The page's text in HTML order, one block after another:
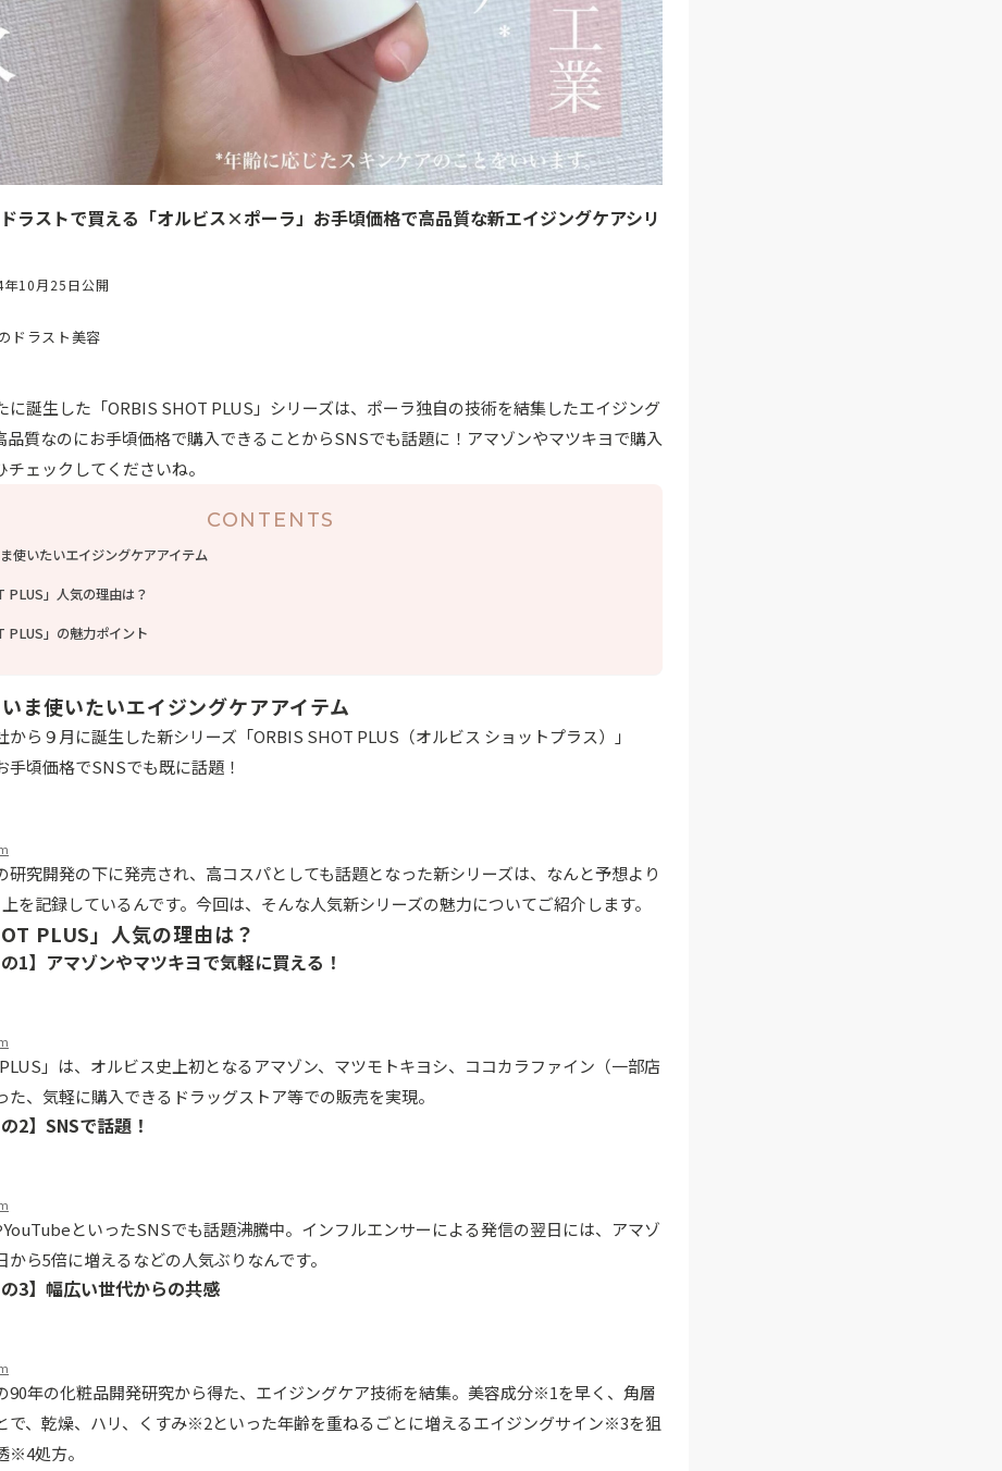
ラストで買える「オルビス×ポーラ」お手頃価格で高品質な新エイジングケアシリ
10月25日公開
ドラスト美容
に誕生した「ORBIS SHOT PLUS」シリーズは、ポーラ独自の技術を結集したエイジング
品質なのにお手頃価格で購入できることからSNSでも話題に！アマゾンやマツキヨで購入
ェックしてくださいね。
CONTENTS
使いたいエイジングケアアイテム
PLUS」人気の理由は？
PLUS」の魅力ポイント
ま使いたいエイジングケアアイテム
から９月に誕生した新シリーズ「ORBIS SHOT PLUS（オルビス ショットプラス）」
手頃価格でSNSでも既に話題！
研究開発の下に発売され、高コスパとしても話題となった新シリーズは、なんと予想より
を記録しているんです。今回は、そんな人気新シリーズの魅力についてご紹介します。
PLUS」人気の理由は？
の1】アマゾンやマツキヨで気軽に買える！
PLUS」は、オルビス史上初となるアマゾン、マツモトキヨシ、ココカラファイン（一部店
た、気軽に購入できるドラッグストア等での販売を実現。
2】SNSで話題！
といったSNSでも話題沸騰中。インフルエンサーによる発信の翌日には、アマゾ
から5倍に増えるなどの人気ぶりなんです。
の3】幅広い世代からの共感
90年の化粧品開発研究から得た、エイジングケア技術を結集。美容成分※1を早く、角層
で、乾燥、ハリ、くすみ※2といった年齢を重ねるごとに増えるエイジングサイン※3を狙
※4処方。